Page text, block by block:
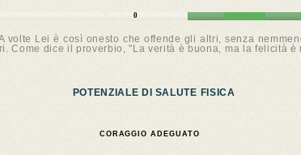
0
volte Lei è così onesto che offende gli altri, senza
Come dice il proverbio, "La verità è buona, ma la felicità è
POTENZIALE DI SALUTE FISICA
CORAGGIO ADEGUATO